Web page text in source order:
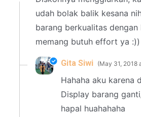
udah bolak balik kesana
barang berkualitas
memang butuh effort ya :))
Gita Siwi May 31, 2018
Hahaha aku karena
Display barang
hapal huahahaha